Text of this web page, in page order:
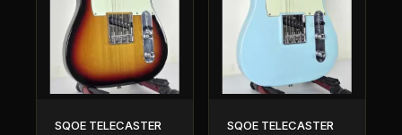
SQOE TELECASTER
SQOE TELECASTER